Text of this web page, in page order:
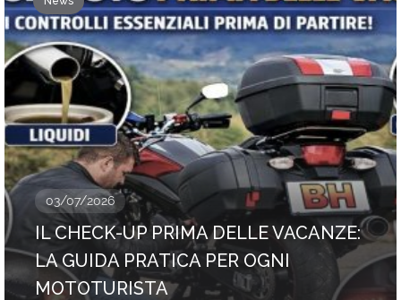
03/07/2026
IL CHECK-UP PRIMA DELLE VACANZE:
LA GUIDA PRATICA PER OGNI
MOTOTURISTA